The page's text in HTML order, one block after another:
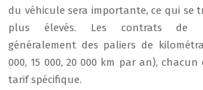
du véhicule sera importante, ce qui se
plus élevés. Les contrats de
généralement des paliers de
000, 15 000, 20 000 km par an),
tarif spécifique.